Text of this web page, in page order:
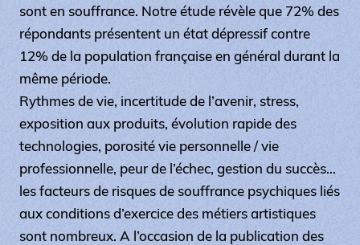
sont en souffrance. Notre étude révèle que 72% des
répondants présentent un état dépressif contre
12% de la population française en général durant la
même période.
Rythmes de vie, incertitude de l’avenir, stress,
exposition aux produits, évolution rapide des
technologies, porosité vie personnelle / vie
professionnelle, peur de l’échec, gestion du succès…
les facteurs de risques de souffrance psychiques liés
aux conditions d’exercice des métiers artistiques
sont nombreux. A l’occasion de la publication des